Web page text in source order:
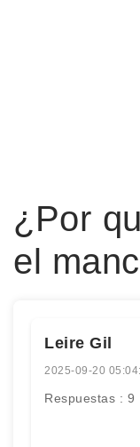
¿Por
el
Leire Gil
2025-09-20
Respuestas : 9